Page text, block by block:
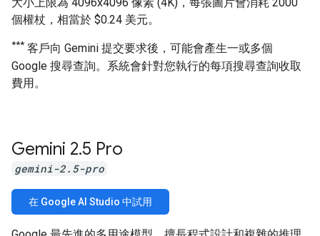
大小上限為 4096x4096 像素 (4K)，每張圖片會消耗 2000
個權杖，相當於 $0.24 美元。
*** 客戶向 Gemini 提交要求後，可能會產生一或多個
Google 搜尋查詢。系統會針對您執行的每項搜尋查詢收取
費用。
Gemini 2.5 Pro
gemini-2.5-pro
在 Google AI Studio 中試用